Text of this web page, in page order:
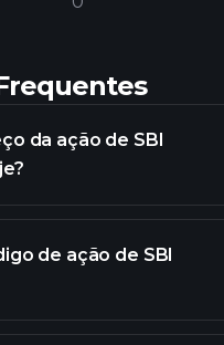
da ação de SBI
gráfico avançado
de ação de SBI